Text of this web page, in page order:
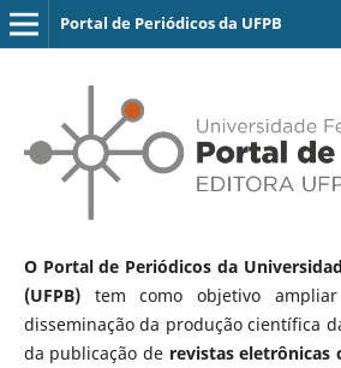
Portal de Periódicos da UFPB
O Portal de Periódicos da
(UFPB)tem como objetivo
disseminação da produção científica
da publicação de revistas eletrônicas